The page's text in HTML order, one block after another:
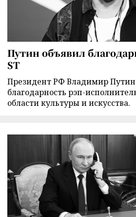
Путин объявил
ST
Президент РФ Владимир
благодарность рэп-
области культуры и искусства.